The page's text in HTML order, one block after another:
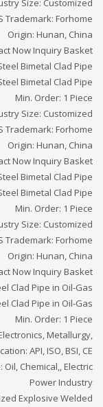
Size: Customized
Trademark: Forhome
Origin: Hunan, China
Now Inquiry Basket
Bimetal Clad Pipe
Bimetal Clad Pipe
Min. Order: 1 Piece
Size: Customized
Trademark: Forhome
Origin: Hunan, China
Now Inquiry Basket
Bimetal Clad Pipe
Bimetal Clad Pipe
Min. Order: 1 Piece
Size: Customized
Trademark: Forhome
Origin: Hunan, China
Now Inquiry Basket
Clad Pipe in Oil-Gas
Clad Pipe in Oil-Gas
Min. Order: 1 Piece
Metallurgy,
API, ISO, BSI, CE
Chemical,, Electric
Power Industry
Explosive Welded